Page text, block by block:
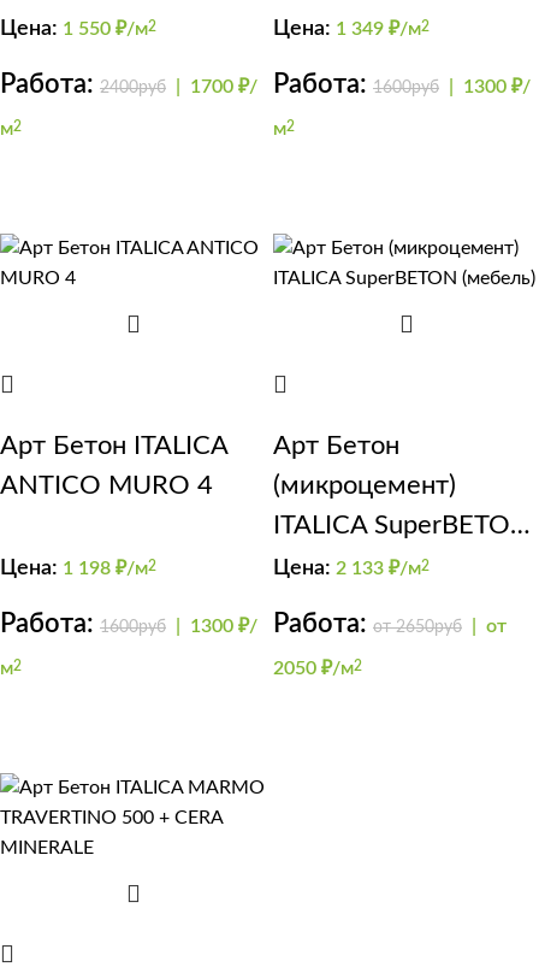
SuperCEMENTO
Цена: 1 550 ₽/м2
Работа: 2400руб 1700 ₽/
м2
GRADIENTE
Цена: 1 349 ₽/м2
Работа: 1600руб 1300 ₽/
м2
Арт Бетон ITALICA
ANTICO MURO 4
Цена: 1 198 ₽/м2
Работа: 1600руб 1300 ₽/
м2
Арт Бетон
(микроцемент)
ITALICA SuperBETON
(мебель)
Цена: 2 133 ₽/м2
Работа: от 2650руб от
2050 ₽/м2